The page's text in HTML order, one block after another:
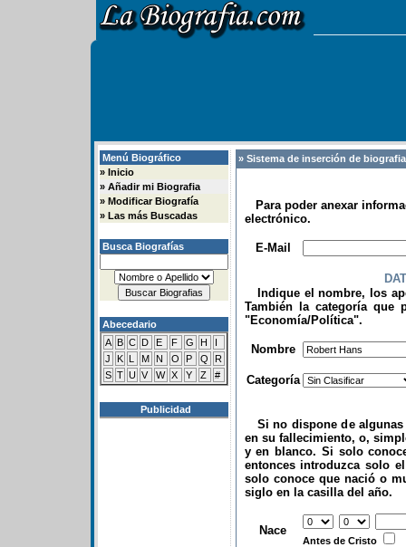
Menú Biográfico
» Inicio
» Añadir mi Biografia
» Modificar Biografía
» Las más Buscadas
Busca Biografías
Abecedario
A B C D E F G H
I
J
K L M N O P Q
R
S T U V W X Y Z #
Publicidad
» Sistema de inserción de
Para poder anexar
electrónico.
E-Mail
Indique el nombre, los
También la categoría que
"Economía/Política".
Nombre
Categoría
Si no dispone de algunas
en su fallecimiento, o,
y en blanco. Si solo
entonces introduzca solo
solo conoce que nació o
siglo en la casilla del año.
Nace
Antes de Cristo